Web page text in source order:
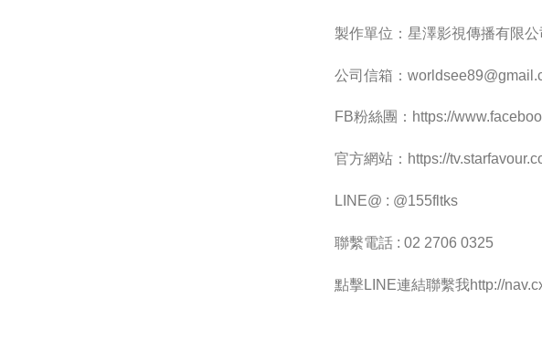
製作單位：星澤影視傳播有限公
公司信箱：
FB粉絲團：https://
官方網站：https://
LINE@ : @155fltks
聯繫電話 : 02 2706 0325
點擊LINE連結聯繫我http://